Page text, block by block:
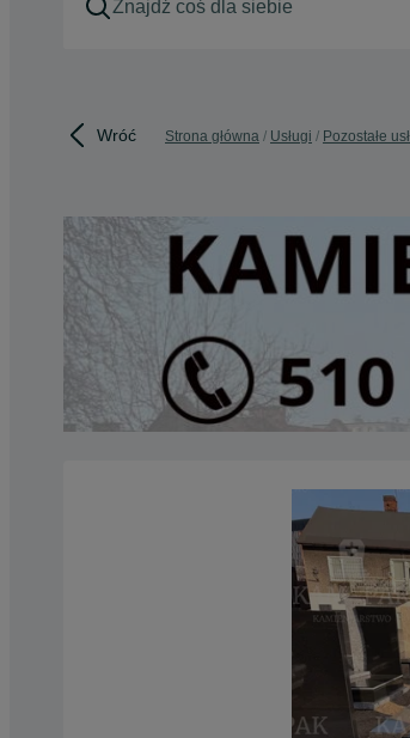
Wróć Strona główna Usługi Pozostałe